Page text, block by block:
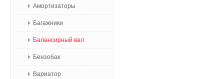
Амортизаторы
Багажники
Балансирный вал
Бензобак
Вариатор